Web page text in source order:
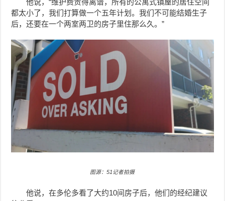
他说，“维护费贵得离谱，所有的公寓式镇屋的居住空间
都太小了，我们打算做一个五年计划。我们不可能结婚生子
后，还要在一个两室两卫的房子里住那么久。”
图源：51记者拍摄
他说，在多伦多看了大约10间房子后，他们的经纪建议